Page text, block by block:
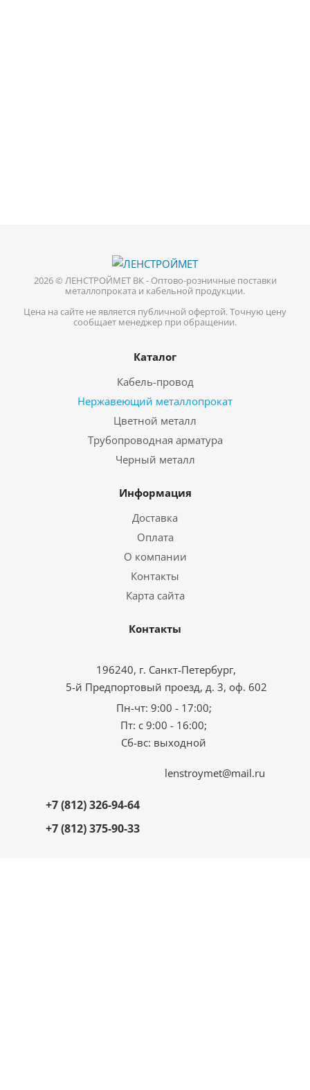
2026 © ЛЕНСТРОЙМЕТ ВК - Оптово-розничные поставки
металлопроката и кабельной продукции.
Цена на сайте не является публичной офертой. Точную цену
сообщает менеджер при обращении.
Каталог
Кабель-провод
Нержавеющий металлопрокат
Цветной металл
Трубопроводная арматура
Черный металл
Информация
Доставка
Оплата
О компании
Контакты
Карта сайта
Контакты
196240, г. Санкт-Петербург,
5-й Предпортовый проезд, д. 3, оф. 602
Пн-чт: 9:00 - 17:00;
Пт: с 9:00 - 16:00;
Сб-вс: выходной
+7 (812) 326-94-64
+7 (812) 375-90-33
lenstroymet@mail.ru